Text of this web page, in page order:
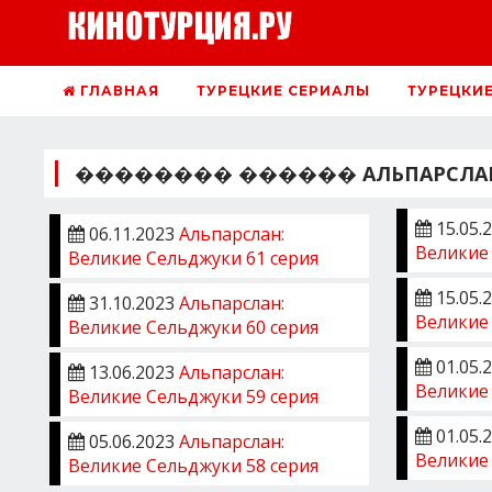
ГЛАВНАЯ ТУРЕЦКИЕ СЕРИАЛЫ
�������� ������ АЛЬПАРСЛАН:
06.11.2023 Альпарслан:
Великие Сельджуки 61 серия
31.10.2023 Альпарслан:
Великие Сельджуки 60 серия
13.06.2023 Альпарслан:
Великие Сельджуки 59 серия
05.06.2023 Альпарслан:
Великие Сельджуки 58 серия